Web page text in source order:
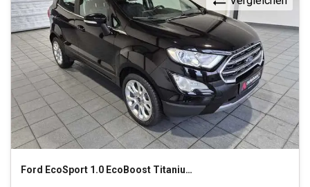
Ford EcoSport 1.0 EcoBoost Titanium Start/Stopp (EURO 6